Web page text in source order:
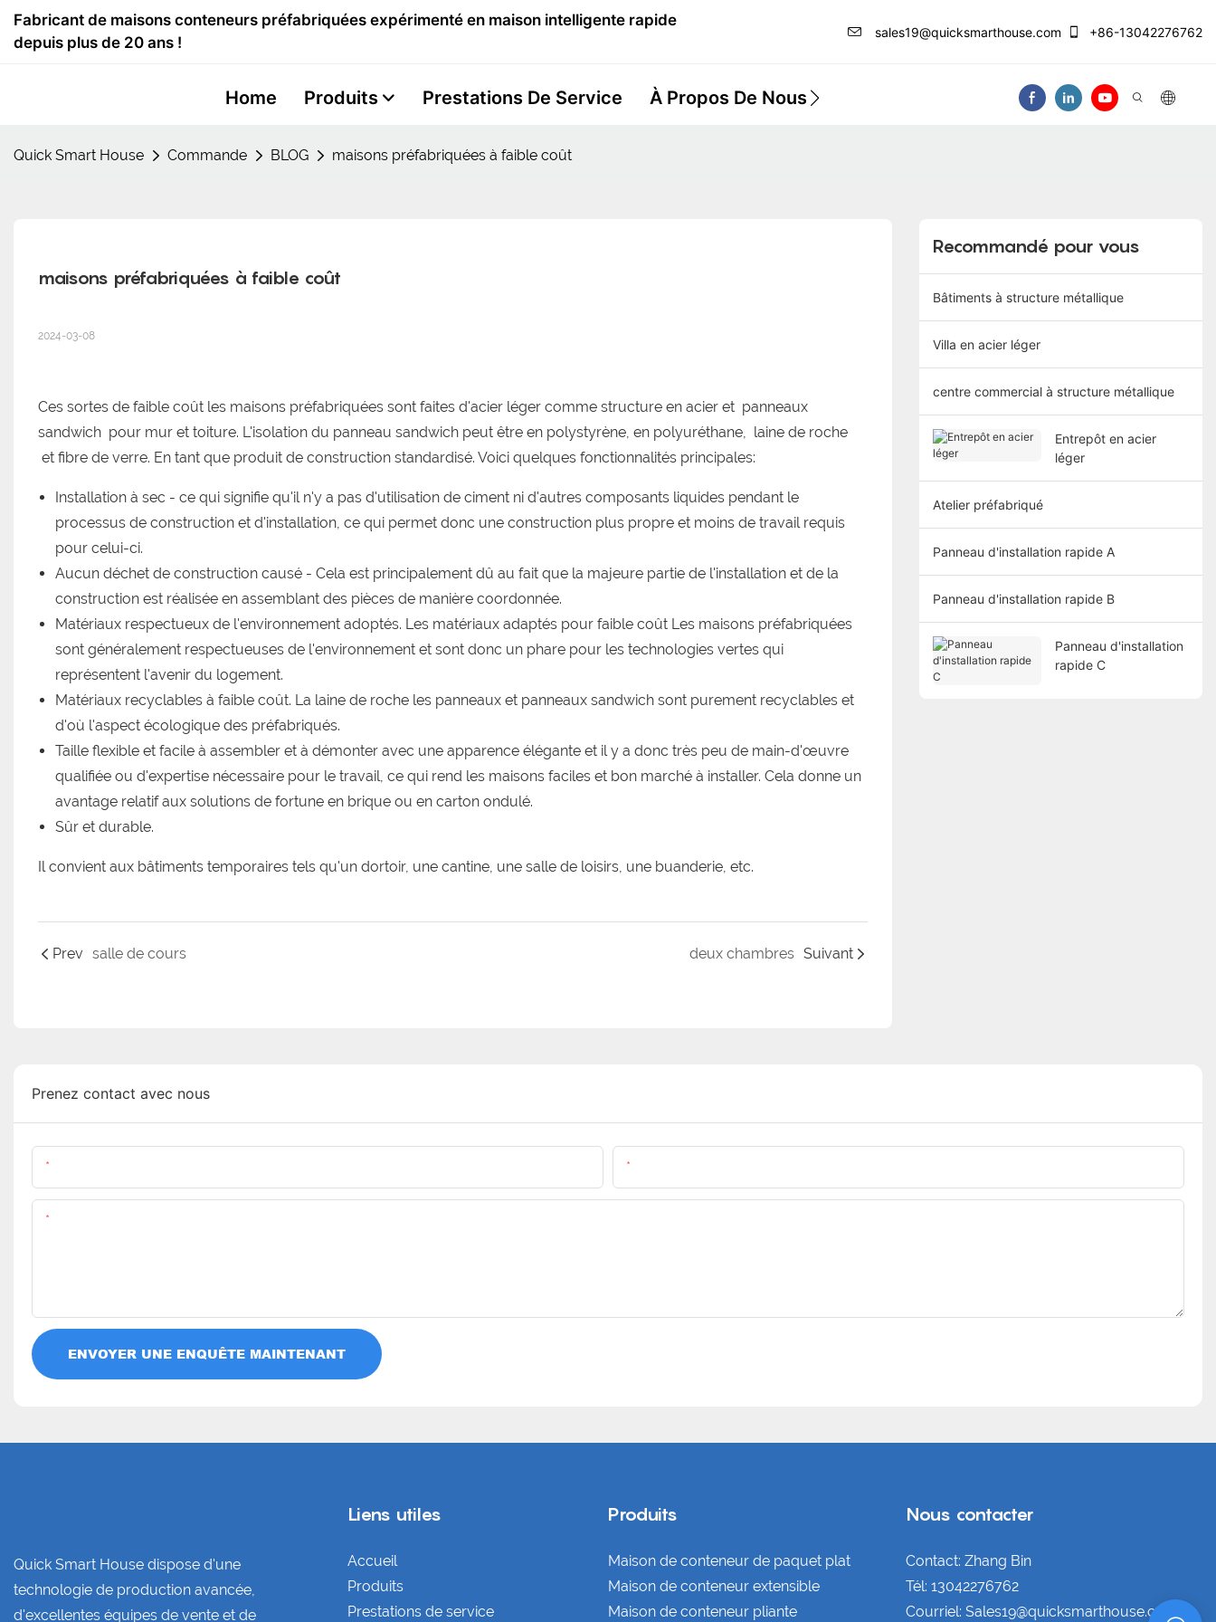
Fabricant de maisons conteneurs préfabriquées expérimenté en maison intelligente rapide
depuis plus de 20 ans !
sales19@quicksmarthouse.com +86-13042276762
Home Produits Prestations De Service À Propos De Nous Nous Contacter Vidéo
Quick Smart House Commande BLOG maisons préfabriquées à faible coût
maisons préfabriquées à faible coût
2024-03-08
Ces sortes de faible coût les maisons préfabriquées sont faites d'acier léger comme structure en acier et panneaux
sandwich pour mur et toiture. L'isolation du panneau sandwich peut être en polystyrène, en polyuréthane, laine de roche
et fibre de verre. En tant que produit de construction standardisé. Voici quelques fonctionnalités principales:
Installation à sec - ce qui signifie qu'il n'y a pas d'utilisation de ciment ni d'autres composants liquides pendant le
processus de construction et d'installation, ce qui permet donc une construction plus propre et moins de travail requis
pour celui-ci.
Aucun déchet de construction causé - Cela est principalement dû au fait que la majeure partie de l'installation et de la
construction est réalisée en assemblant des pièces de manière coordonnée.
Matériaux respectueux de l'environnement adoptés. Les matériaux adaptés pour faible coût Les maisons préfabriquées
sont généralement respectueuses de l'environnement et sont donc un phare pour les technologies vertes qui
représentent l'avenir du logement.
Matériaux recyclables à faible coût. La laine de roche les panneaux et panneaux sandwich sont purement recyclables et
d'où l'aspect écologique des préfabriqués.
Taille flexible et facile à assembler et à démonter avec une apparence élégante et il y a donc très peu de main-d'œuvre
qualifiée ou d'expertise nécessaire pour le travail, ce qui rend les maisons faciles et bon marché à installer. Cela donne un
avantage relatif aux solutions de fortune en brique ou en carton ondulé.
Sûr et durable.
Il convient aux bâtiments temporaires tels qu'un dortoir, une cantine, une salle de loisirs, une buanderie, etc.
Prev salle de cours deux chambres Suivant
Recommandé pour vous
Bâtiments à structure métallique
Villa en acier léger
centre commercial à structure métallique
Entrepôt en acier
léger
Atelier préfabriqué
Panneau d'installation rapide A
Panneau d'installation rapide B
Panneau d'installation
rapide C
Prenez contact avec nous
ENVOYER UNE ENQUÊTE MAINTENANT
Quick Smart House dispose d'une
technologie de production avancée,
d'excellentes équipes de vente et de
Liens utiles
Accueil
Produits
Prestations de service
Produits
Maison de conteneur de paquet plat
Maison de conteneur extensible
Maison de conteneur pliante
Nous contacter
Contact: Zhang Bin
Tél: 13042276762
Courriel: Sales19@quicksmarthouse.com